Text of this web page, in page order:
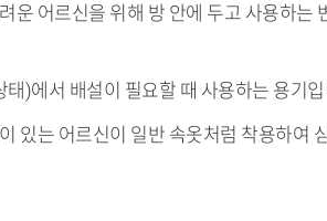
운 어르신을 위해 방 안에 두고 사용하
태)에서 배설이 필요할 때 사용하는 용기
있는 어르신이 일반 속옷처럼 착용하여